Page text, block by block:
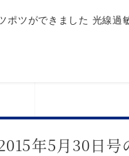
ポツができました 光線過
年5月30日